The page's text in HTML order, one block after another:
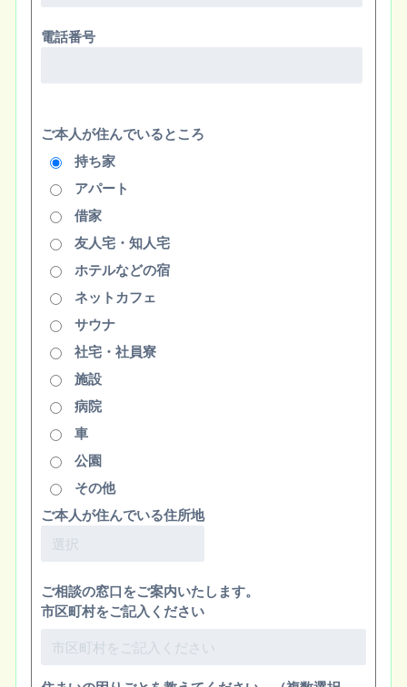
電話番号
ご本人が住んでいるところ
持ち家
アパート
借家
友人宅・知人宅
ホテルなどの宿
ネットカフェ
サウナ
社宅・社員寮
施設
病院
車
公園
その他
ご本人が住んでいる住所地
ご相談の窓口をご案内いたします。
市区町村をご記入ください